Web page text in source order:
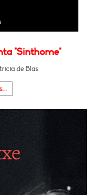
"Sinthome"
de Blas